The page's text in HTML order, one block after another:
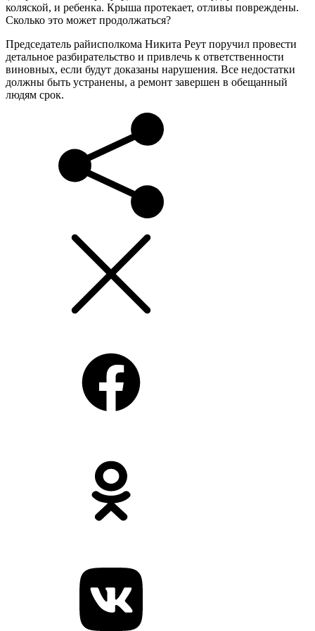
коляской, и ребенка. Крыша протекает, отливы повреждены.
Сколько это может продолжаться?
Председатель райисполкома Никита Реут поручил провести
детальное разбирательство и привлечь к ответственности
виновных, если будут доказаны нарушения. Все недостатки
должны быть устранены, а ремонт завершен в обещанный
людям срок.